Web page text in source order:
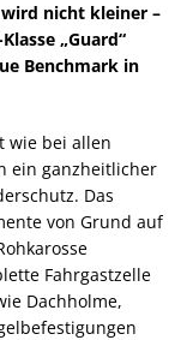
nicht kleiner –
„Guard“
Benchmark in
wie bei allen
ein ganzheitlicher
Das
von Grund auf
Fahrgastzelle
Dachholme,